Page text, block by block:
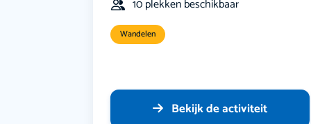
10 plekken beschikbaar
Wandelen
Bekijk de activiteit